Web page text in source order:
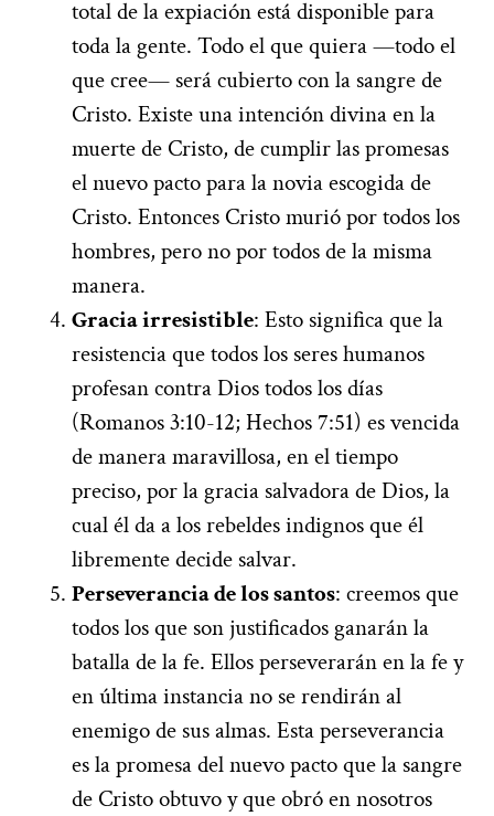
total de la expiación está disponible para
toda la gente. Todo el que quiera —todo el
que cree— será cubierto con la sangre de
Cristo. Existe una intención divina en la
muerte de Cristo, de cumplir las promesas
el nuevo pacto para la novia escogida de
Cristo. Entonces Cristo murió por todos los
hombres, pero no por todos de la misma
manera.
Gracia irresistible: Esto significa que la
resistencia que todos los seres humanos
profesan contra Dios todos los días
(Romanos 3:10-12; Hechos 7:51) es vencida
de manera maravillosa, en el tiempo
preciso, por la gracia salvadora de Dios, la
cual él da a los rebeldes indignos que él
libremente decide salvar.
Perseverancia de los santos: creemos que
todos los que son justificados ganarán la
batalla de la fe. Ellos perseverarán en la fe y
en última instancia no se rendirán al
enemigo de sus almas. Esta perseverancia
es la promesa del nuevo pacto que la sangre
de Cristo obtuvo y que obró en nosotros